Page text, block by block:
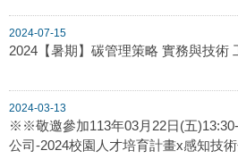
2024-07-15
2024【暑期】碳管理策略 實務與技術
2024-03-13
※※敬邀參加113年03月22日(五
公司-2024校園人才培育計畫x感知技